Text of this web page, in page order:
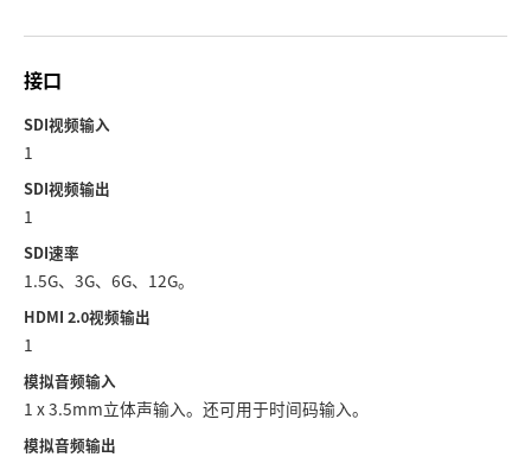
接口
SDI视频输入
1
SDI视频输出
1
SDI速率
1.5G、3G、6G、12G。
HDMI 2.0视频输出
1
模拟音频输入
1 x 3.5mm立体声输入。还可用于时间码输入。
模拟音频输出